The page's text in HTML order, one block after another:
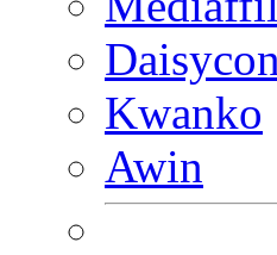
Daisycon
Kwanko
Awin